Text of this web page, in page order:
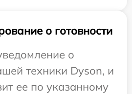
о готовности
о
техники Dyson, и
ее по указанному